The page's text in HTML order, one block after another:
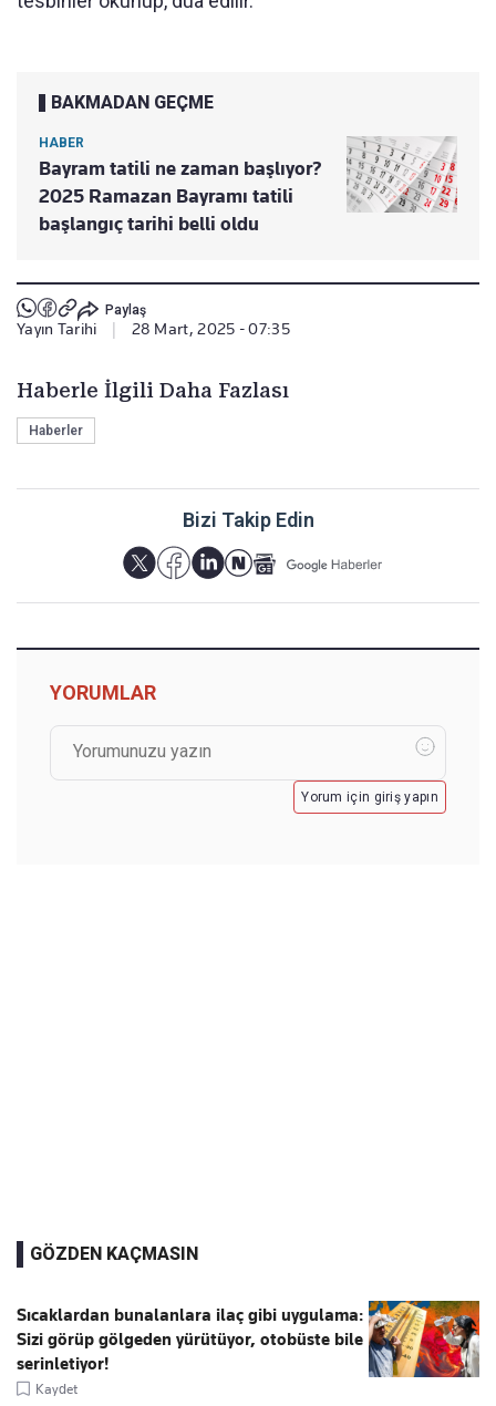
BAKMADAN GEÇME
HABER
Bayram tatili ne zaman başlıyor?
2025 Ramazan Bayramı tatili
başlangıç tarihi belli oldu
Paylaş
Yayın Tarihi 28 Mart, 2025 - 07:35
Haberle İlgili Daha Fazlası
Haberler
Bizi Takip Edin
YORUMLAR
Yorum için giriş yapın
GÖZDEN KAÇMASIN
Sıcaklardan bunalanlara ilaç gibi uygulama:
Sizi görüp gölgeden yürütüyor, otobüste bile
serinletiyor!
Kaydet